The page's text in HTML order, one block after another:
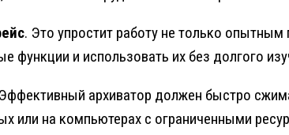
. Это упростит работу не только
и использовать их без долгого
архиватор должен быстро
или на компьютерах с ограниченными